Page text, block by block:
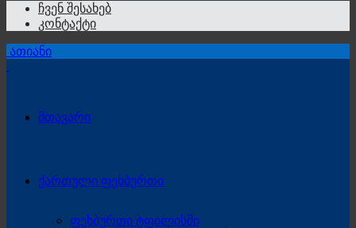
ჩვენ შესახებ
კონტაქტი
ათიანი
მთავარი
ქართული ფეხბურთი
ფეხბურთი ტფილისში